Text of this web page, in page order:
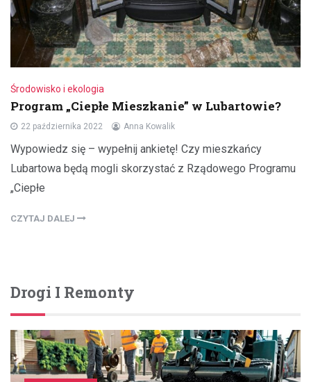
Środowisko i ekologia
Program „Ciepłe Mieszkanie” w Lubartowie?
22 października 2022 Anna Kowalik
Wypowiedz się – wypełnij ankietę! Czy mieszkańcy
Lubartowa będą mogli skorzystać z Rządowego Programu
„Ciepłe
CZYTAJ DALEJ
Drogi I Remonty